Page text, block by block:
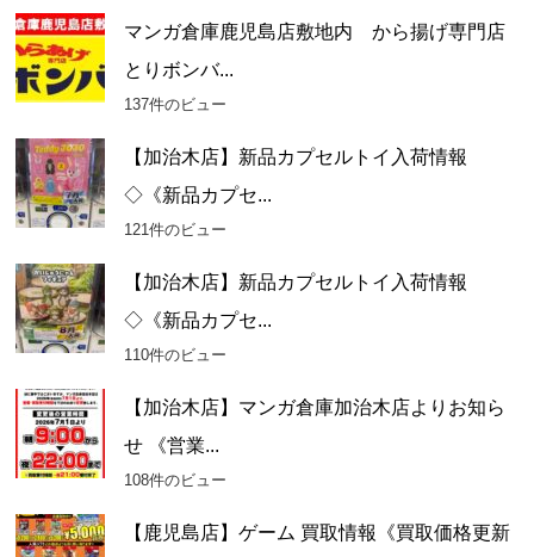
マンガ倉庫鹿児島店敷地内 から揚げ専門店
とりボンバ...
137件のビュー
【加治木店】新品カプセルトイ入荷情報
◇《新品カプセ...
121件のビュー
【加治木店】新品カプセルトイ入荷情報
◇《新品カプセ...
110件のビュー
【加治木店】マンガ倉庫加治木店よりお知ら
せ 《営業...
108件のビュー
【鹿児島店】ゲーム 買取情報《買取価格更新